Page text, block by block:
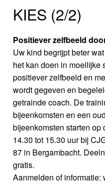
KIES (2/2)
Positiever zelfbeeld
Uw kind begrijpt beter
het kan doen in moeilijke
positiever zelfbeeld en
wordt gegeven en
getrainde coach. De
bijeenkomsten en een
bijeenkomsten starten
14.30 tot 15.30 uur bij
87 in Bergambacht.
gratis.
Aanmelden of informatie: